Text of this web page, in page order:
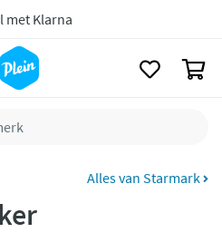
retourneren
8,8/10
Alles van Starmark